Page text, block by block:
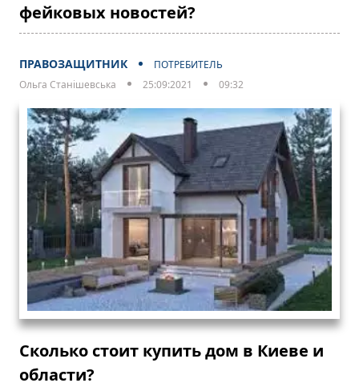
фейковых новостей?
ПРАВОЗАЩИТНИК
ПОТРЕБИТЕЛЬ
Ольга Станішевська
25:09:2021 09:32
Сколько стоит купить дом в Киеве и
области?